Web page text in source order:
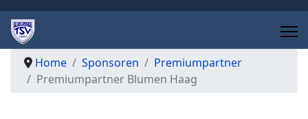
Home Sponsoren
Premiumpartner
Premiumpartner Blumen Haag